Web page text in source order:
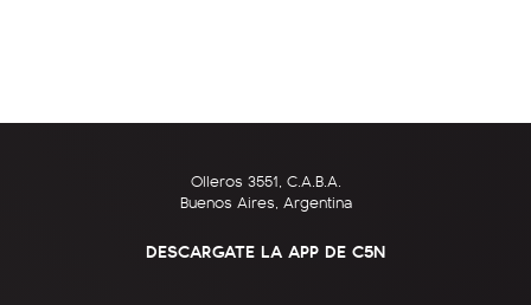
Olleros 3551, C.A.B.A.
Buenos Aires, Argentina
DESCARGATE LA APP DE C5N